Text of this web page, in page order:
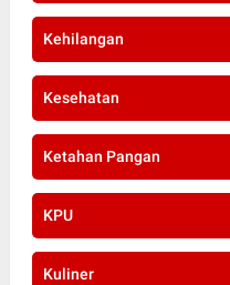
Kehilangan
Kesehatan
Ketahan Pangan
KPU
Kuliner